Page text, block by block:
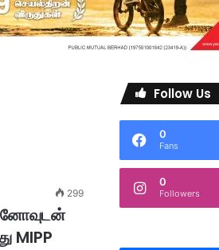
299
MIPP
Follow Us
0
Fans
0
Followers